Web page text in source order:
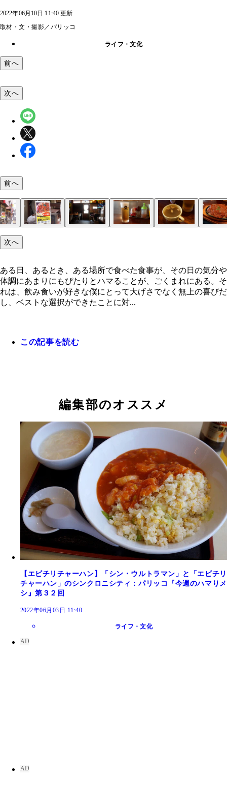
2022年06月10日 11:40 更新
取材・文・撮影／パリッコ
ライフ・文化
前へ
次へ
前へ
次へ
ある日、あるとき、ある場所で食べた食事が、その日の気分や
体調にあまりにもぴたりとハマることが、ごくまれにある。そ
れは、飲み食いが好きな僕にとって大げさでなく無上の喜びだ
し、ベストな選択ができたことに対...
この記事を読む
編集部のオススメ
【エビチリチャーハン】「シン・ウルトラマン」と「エビチリ
チャーハン」のシンクロニシティ：パリッコ『今週のハマりメ
シ』第３２回
2022年06月03日 11:40
ライフ・文化